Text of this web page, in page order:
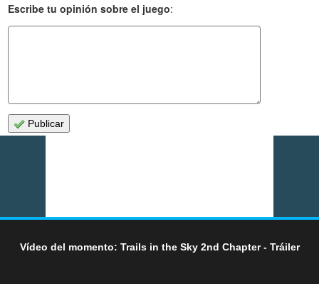
Escribe tu opinión sobre el juego:
Publicar
Vídeo del momento: Trails in the Sky 2nd Chapter - Tráiler